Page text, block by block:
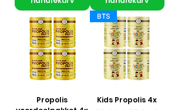
Propolis
BTS
Kids Propolis 4x